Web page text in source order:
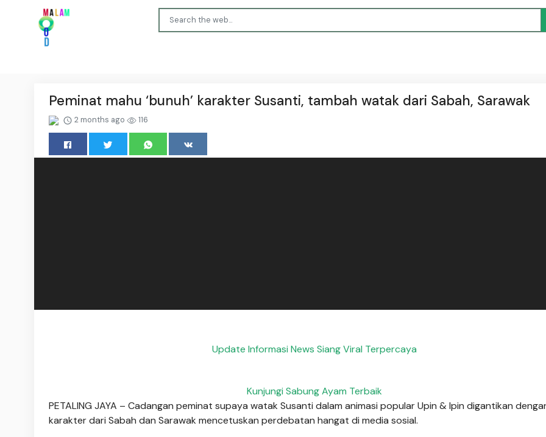
Peminat mahu ‘bunuh’ karakter Susanti, tambah watak dari Sabah, Sarawak
2 months ago 116
Update Informasi News Siang Viral Terpercaya
Kunjungi Sabung Ayam Terbaik
PETALING JAYA – Cadangan peminat supaya watak Susanti dalam animasi popular Upin & Ipin digantikan
karakter dari Sabah dan Sarawak mencetuskan perdebatan hangat di media sosial.